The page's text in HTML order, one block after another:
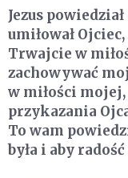
Jezus
umiłował
Trwajcie w
zachowywać
w miłości mojej,
przykazania
To wam
była i aby radość